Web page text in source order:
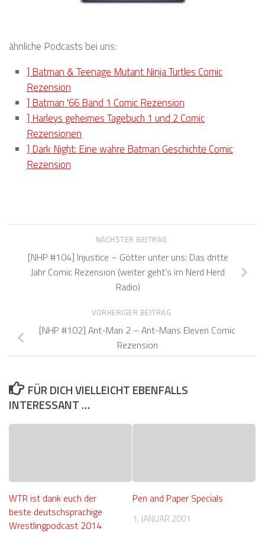
ähnliche Podcasts bei uns:
] Batman & Teenage Mutant Ninja Turtles Comic
Rezension
] Batman '66 Band 1 Comic Rezension
] Harleys geheimes Tagebuch 1 und 2 Comic
Rezensionen
] Dark Night: Eine wahre Batman Geschichte Comic
Rezension
NÄCHSTER BEITRAG
[NHP #104] Injustice – Götter unter uns: Das dritte
Jahr Comic Rezension (weiter geht’s im Nerd Herd
Radio)
VORHERIGER BEITRAG
[NHP #102] Ant-Man 2 – Ant-Mans Eleven Comic
Rezension
FÜR DICH VIELLEICHT EBENFALLS
INTERESSANT …
WTR ist dank euch der
beste deutschsprachige
Wrestlingpodcast 2014
Pen and Paper Specials
1. JANUAR 2001